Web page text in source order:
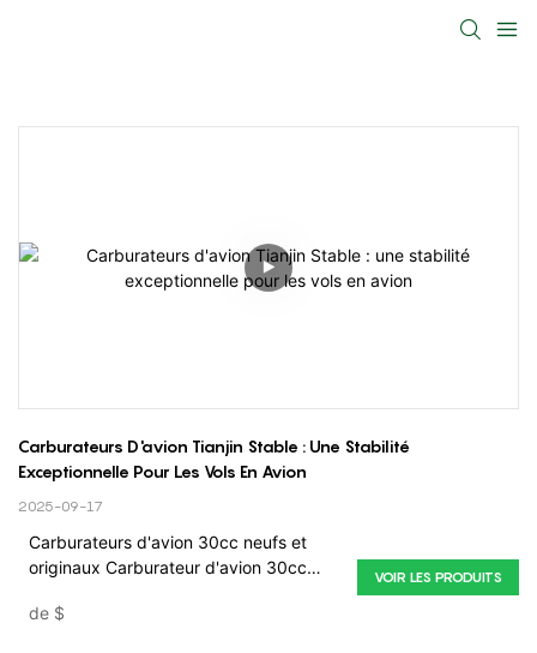
Carburateurs D'avion Tianjin Stable : Une Stabilité
Exceptionnelle Pour Les Vols En Avion
2025-09-17
Carburateurs d'avion 30cc neufs et
originaux Carburateur d'avion 30cc
de $
VOIR LES PRODUITS